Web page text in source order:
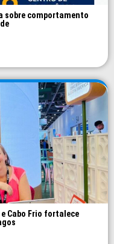
sobre comportamento
Cabo Frio fortalece